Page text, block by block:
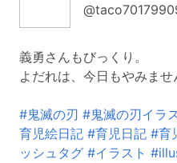
義勇さんもびっくり。
よだれは、今日もやみませ
#鬼滅の刃 #鬼滅の刃イラ
育児絵日記 #育児日記 #育
ッシュタグ #イラスト